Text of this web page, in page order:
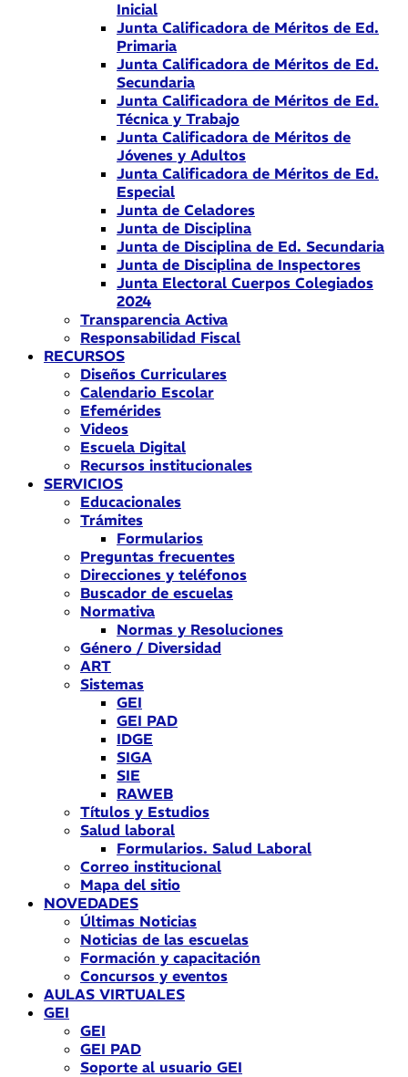
Inicial
Junta Calificadora de Méritos de Ed.
Primaria
Junta Calificadora de Méritos de Ed.
Secundaria
Junta Calificadora de Méritos de Ed.
Técnica y Trabajo
Junta Calificadora de Méritos de
Jóvenes y Adultos
Junta Calificadora de Méritos de Ed.
Especial
Junta de Celadores
Junta de Disciplina
Junta de Disciplina de Ed. Secundaria
Junta de Disciplina de Inspectores
Junta Electoral Cuerpos Colegiados
2024
Transparencia Activa
Responsabilidad Fiscal
RECURSOS
Diseños Curriculares
Calendario Escolar
Efemérides
Videos
Escuela Digital
Recursos institucionales
SERVICIOS
Educacionales
Trámites
Formularios
Preguntas frecuentes
Direcciones y teléfonos
Buscador de escuelas
Normativa
Normas y Resoluciones
Género / Diversidad
ART
Sistemas
GEI
GEI PAD
IDGE
SIGA
SIE
RAWEB
Títulos y Estudios
Salud laboral
Formularios. Salud Laboral
Correo institucional
Mapa del sitio
NOVEDADES
Últimas Noticias
Noticias de las escuelas
Formación y capacitación
Concursos y eventos
AULAS VIRTUALES
GEI
GEI
GEI PAD
Soporte al usuario GEI